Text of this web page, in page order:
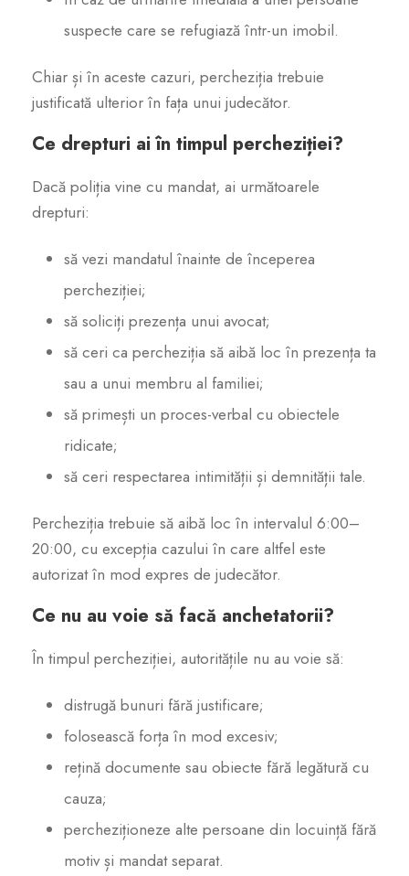
suspecte care se refugiază într-un imobil.
Chiar și în aceste cazuri, percheziția trebuie
justificată ulterior în fața unui judecător.
Ce drepturi ai în timpul percheziției?
Dacă poliția vine cu mandat, ai următoarele
drepturi:
să vezi mandatul înainte de începerea
percheziției;
să soliciți prezența unui avocat;
să ceri ca percheziția să aibă loc în prezența ta
sau a unui membru al familiei;
să primești un proces-verbal cu obiectele
ridicate;
să ceri respectarea intimității și demnității tale.
Percheziția trebuie să aibă loc în intervalul 6:00–
20:00, cu excepția cazului în care altfel este
autorizat în mod expres de judecător.
Ce nu au voie să facă anchetatorii?
În timpul percheziției, autoritățile nu au voie să:
distrugă bunuri fără justificare;
folosească forța în mod excesiv;
rețină documente sau obiecte fără legătură cu
cauza;
percheziționeze alte persoane din locuință fără
motiv și mandat separat.